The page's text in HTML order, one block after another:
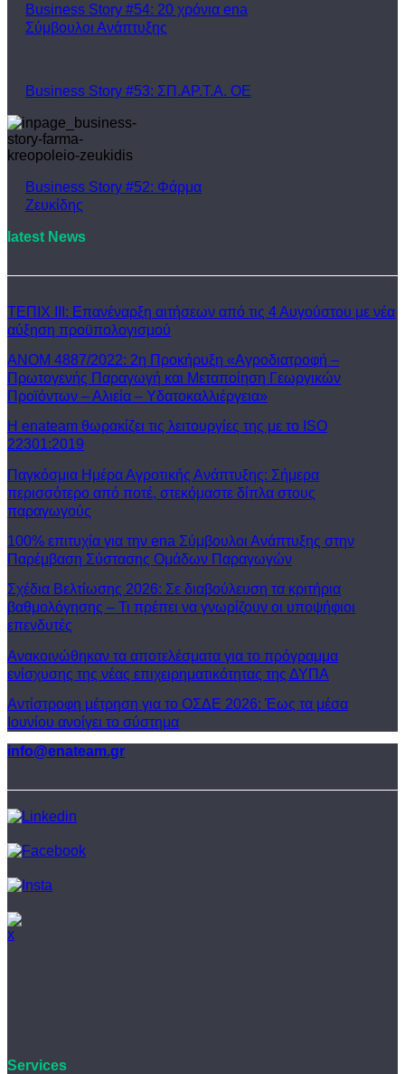
Business Story #54: 20 χρόνια ena
Σύμβουλοι Ανάπτυξης
Business Story #53: ΣΠ.ΑΡ.Τ.Α. ΟΕ
Business Story #52: Φάρμα
Ζευκίδης
latest News
ΤΕΠΙΧ ΙΙΙ: Επανέναρξη αιτήσεων από τις 4 Αυγούστου με νέα
αύξηση προϋπολογισμού
ΑΝΟΜ 4887/2022: 2η Προκήρυξη «Αγροδιατροφή –
Πρωτογενής Παραγωγή και Μεταποίηση Γεωργικών
Προϊόντων – Αλιεία – Υδατοκαλλιέργεια»
Η enateam θωρακίζει τις λειτουργίες της με το ISO
22301:2019
Παγκόσμια Ημέρα Αγροτικής Ανάπτυξης: Σήμερα
περισσότερο από ποτέ, στεκόμαστε δίπλα στους
παραγωγούς
100% επιτυχία για την ena Σύμβουλοι Ανάπτυξης στην
Παρέμβαση Σύστασης Ομάδων Παραγωγών
Σχέδια Βελτίωσης 2026: Σε διαβούλευση τα κριτήρια
βαθμολόγησης – Τι πρέπει να γνωρίζουν οι υποψήφιοι
επενδυτές
Ανακοινώθηκαν τα αποτελέσματα για το πρόγραμμα
ενίσχυσης της νέας επιχειρηματικότητας της ΔΥΠΑ
Αντίστροφη μέτρηση για το ΟΣΔΕ 2026: Έως τα μέσα
Ιουνίου ανοίγει το σύστημα
info@enateam.gr
Services